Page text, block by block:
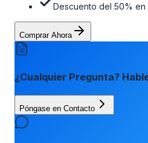
Descuento del 50% en
Comprar Ahora
¿Cualquier Pregunta?
Póngase en Contacto